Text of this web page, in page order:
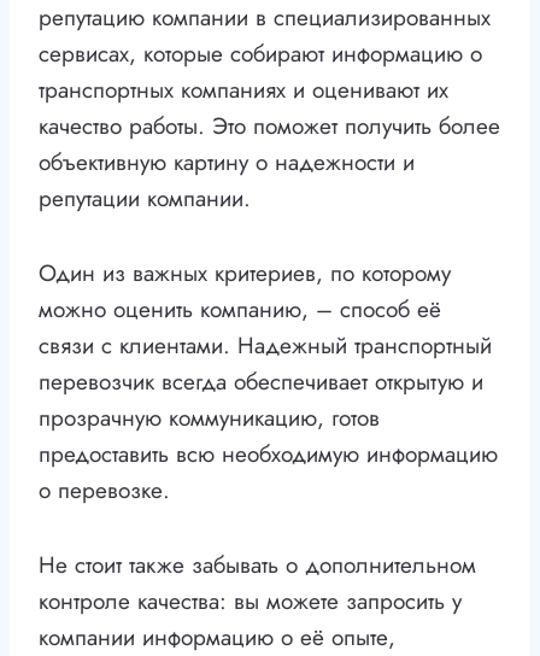
репутацию компании в специализированных
сервисах, которые собирают информацию о
транспортных компаниях и оценивают их
качество работы. Это поможет получить более
объективную картину о надежности и
репутации компании.
Один из важных критериев, по которому
можно оценить компанию, – способ её
связи с клиентами. Надежный транспортный
перевозчик всегда обеспечивает открытую и
прозрачную коммуникацию, готов
предоставить всю необходимую информацию
о перевозке.
Не стоит также забывать о дополнительном
контроле качества: вы можете запросить у
компании информацию о её опыте,